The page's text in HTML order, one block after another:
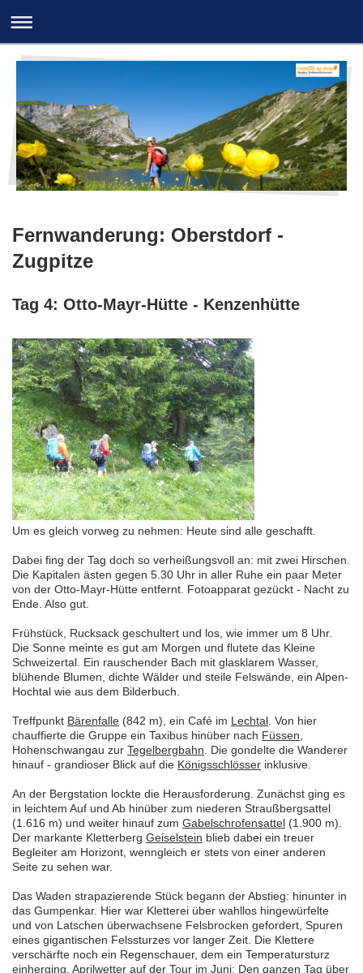
Fernwanderung: Oberstdorf -
Zugpitze
Tag 4: Otto-Mayr-Hütte - Kenzenhütte
Um es gleich vorweg zu nehmen: Heute sind alle geschafft.
Dabei fing der Tag doch so verheißungsvoll an: mit zwei Hirschen.
Die Kapitalen ästen gegen 5.30 Uhr in aller Ruhe ein paar Meter
von der Otto-Mayr-Hütte entfernt. Fotoapparat gezückt - Nacht zu
Ende. Also gut.
Frühstück, Rucksack geschultert und los, wie immer um 8 Uhr.
Die Sonne meinte es gut am Morgen und flutete das Kleine
Schweizertal. Ein rauschender Bach mit glasklarem Wasser,
blühende Blumen, dichte Wälder und steile Felswände, ein Alpen-
Hochtal wie aus dem Bilderbuch.
Treffpunkt Bärenfalle (842 m), ein Café im Lechtal . Von hier
chauffierte die Gruppe ein Taxibus hinüber nach Füssen
Hohenschwangau zur Tegelbergbahn . Die gondelte die Wanderer
hinauf - grandioser Blick auf die Königsschlösser inklusive.
An der Bergstation lockte die Herausforderung. Zunächst ging es
in leichtem Auf und Ab hinüber zum niederen Straußbergsattel
(1.616 m) und weiter hinauf zum Gabelschrofensattel (1.900 m).
Der markante Kletterberg Geiselstein blieb dabei ein treuer
Begleiter am Horizont, wenngleich er stets von einer anderen
Seite zu sehen war.
Das Waden strapazierende Stück begann der Abstieg: hinunter in
das Gumpenkar. Hier war Kletterei über wahllos hingewürfelte
und von Latschen überwachsene Felsbrocken gefordert, Spuren
eines gigantischen Felssturzes vor langer Zeit. Die Klettere
verschärfte noch ein Regenschauer, dem ein Temperatursturz
einherging. Aprilwetter auf der Tour im Juni: Den ganzen Tag über